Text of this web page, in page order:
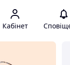
Кабінет